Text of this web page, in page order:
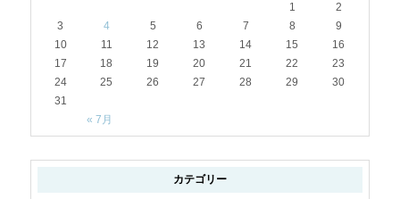
1
2
3
4 5 6 7 8
9
10
11 12 13 14 15
16
17
18 19 20 21 22
23
24
25 26 27 28 29
30
31
« 7月
カテゴリー